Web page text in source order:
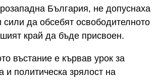
България, не допуснаха
сили да обсебят освободителното
край да бъде присвоен.
въстание е кървав урок за
и политическа зрялост на